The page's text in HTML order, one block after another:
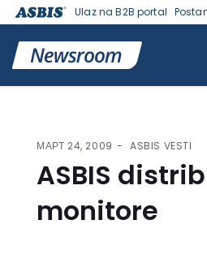
Ulaz na B2B portal
МАРТ 24, 2009 ASBIS VESTI
ASBIS
monitore